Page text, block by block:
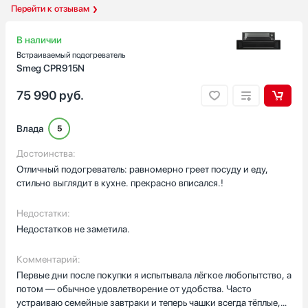
Перейти к отзывам
В наличии
Встраиваемый подогреватель
Smeg CPR915N
75 990 руб.
Влада 5
Достоинства:
Отличный подогреватель: равномерно греет посуду и еду,
стильно выглядит в кухне. прекрасно вписался.!
Недостатки:
Недостатков не заметила.
Комментарий:
Первые дни после покупки я испытывала лёгкое любопытство, а
потом — обычное удовлетворение от удобства. Часто
устраиваю семейные завтраки и теперь чашки всегда тёплые,